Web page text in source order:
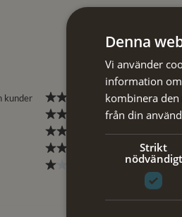
Denna
Vi använder
information
kombinera
från din
Strikt
nödvändigt